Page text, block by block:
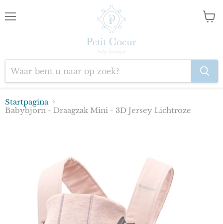
Startpagina
Babybjorn - Draagzak Mini - 3D Jersey Lichtroze